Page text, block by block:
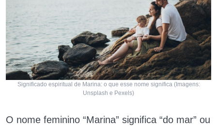
Significado espiritual de Marina: o que esse nome significa (Imagens:
Unsplash e Pexels)
O nome feminino “Marina” significa “do mar” ou